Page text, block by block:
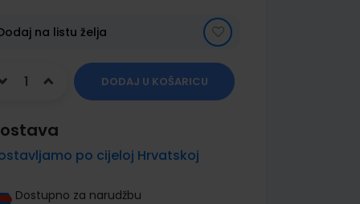
na listu želja
DODAJ U KOŠARICU
po cijeloj Hrvatskoj
Dostupno za narudžbu